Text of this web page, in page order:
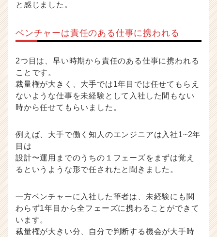
と感じました。
ベンチャーは責任のある仕事に携われる
2つ目は、早い時期から責任のある仕事に携われる
ことです。
裁量権が大きく、大手では1年目では任せてもらえ
ないような仕事を未経験として入社した間もない
時から任せてもらいました。
例えば、大手で働く知人のエンジニアは入社1~2年
目は
設計〜運用までのうちの１フェーズをまずは覚え
るというような形で任されたと聞きました。
一方ベンチャーに入社した筆者は、未経験にも関
わらず1年目から全フェーズに携わることができて
います。
裁量権が大きい分、自分で判断する機会が大手時